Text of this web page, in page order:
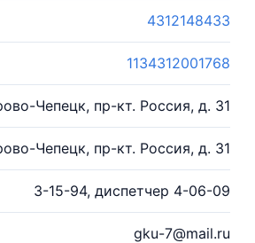
4312148433
1134312001768
Чепецк, пр-кт. Россия, д. 31
Чепецк, пр-кт. Россия, д. 31
3-15-94, диспетчер 4-06-09
gku-7@mail.ru